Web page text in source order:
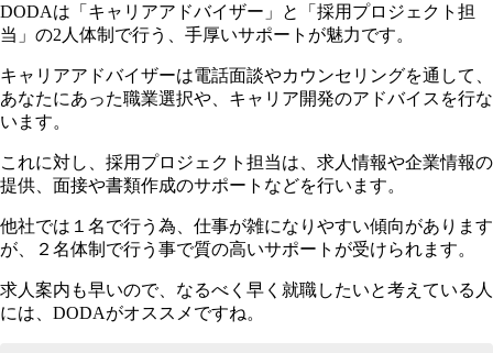
DODAは「キャリアアドバイザー」と「採用プロジェクト担
当」の2人体制で行う、手厚いサポートが魅力です。
キャリアアドバイザーは電話面談やカウンセリングを通して、
あなたにあった職業選択や、キャリア開発のアドバイスを行な
います。
これに対し、採用プロジェクト担当は、求人情報や企業情報の
提供、面接や書類作成のサポートなどを行います。
他社では１名で行う為、仕事が雑になりやすい傾向があります
が、２名体制で行う事で質の高いサポートが受けられます。
求人案内も早いので、なるべく早く就職したいと考えている人
には、DODAがオススメですね。